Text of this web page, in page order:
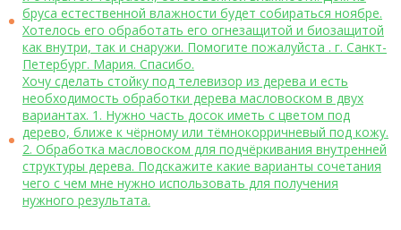
бруса естественной влажности будет собираться ноябре.
Хотелось его обработать его огнезащитой и биозащитой
как внутри, так и снаружи. Помогите пожалуйста . г. Санкт-
Петербург. Мария. Спасибо.
Хочу сделать стойку под телевизор из дерева и есть
необходимость обработки дерева масловоском в двух
вариантах. 1. Нужно часть досок иметь с цветом под
дерево, ближе к чёрному или тёмнокорричневый под кожу.
2. Обработка масловоском для подчёркивания внутренней
структуры дерева. Подскажите какие варианты сочетания
чего с чем мне нужно использовать для получения
нужного результата.